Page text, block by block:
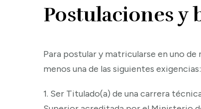
Postulaciones y
Para postular y matricularse en uno
menos una de las siguientes exigencias:
1. Ser Titulado(a) de una carrera